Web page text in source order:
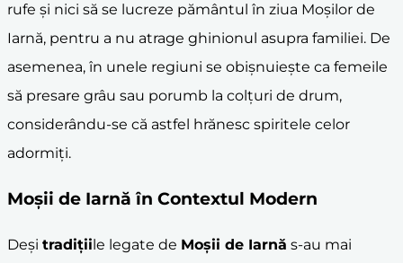
rufe și nici să se lucreze pământul în ziua Moșilor de
Iarnă, pentru a nu atrage ghinionul asupra familiei. De
asemenea, în unele regiuni se obișnuiește ca femeile
să presare grâu sau porumb la colțuri de drum,
considerându-se că astfel hrănesc spiritele celor
adormiți.
Moșii de Iarnă în Contextul Modern
Deși tradițiile legate de Moșii de Iarnă s-au mai